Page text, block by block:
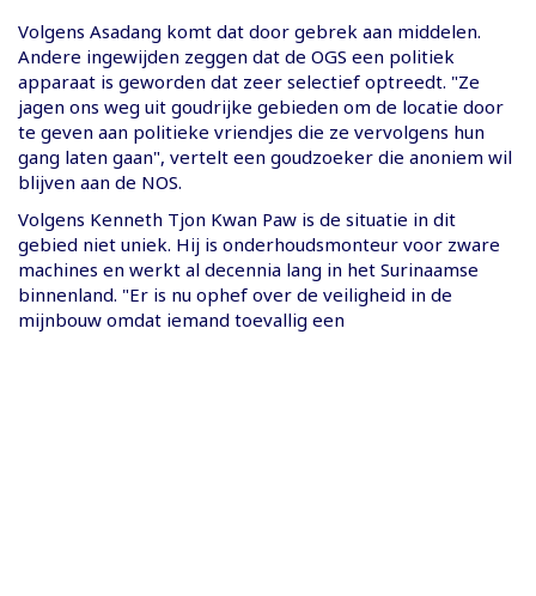
Volgens Asadang komt dat door gebrek aan middelen.
Andere ingewijden zeggen dat de OGS een politiek
apparaat is geworden dat zeer selectief optreedt. "Ze
jagen ons weg uit goudrijke gebieden om de locatie door
te geven aan politieke vriendjes die ze vervolgens hun
gang laten gaan", vertelt een goudzoeker die anoniem wil
blijven aan de NOS.
Volgens Kenneth Tjon Kwan Paw is de situatie in dit
gebied niet uniek. Hij is onderhoudsmonteur voor zware
machines en werkt al decennia lang in het Surinaamse
binnenland. "Er is nu ophef over de veiligheid in de
mijnbouw omdat iemand toevallig een